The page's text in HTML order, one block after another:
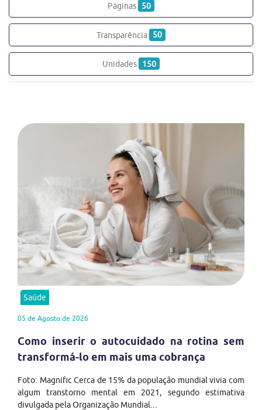
Páginas 50
Transparência 50
Unidades 150
Saúde
05 de Agosto de 2026
Como inserir o autocuidado na rotina sem
transformá-lo em mais uma cobrança
Foto: Magnific Cerca de 15% da população mundial vivia com
algum transtorno mental em 2021, segundo estimativa
divulgada pela Organização Mundial...